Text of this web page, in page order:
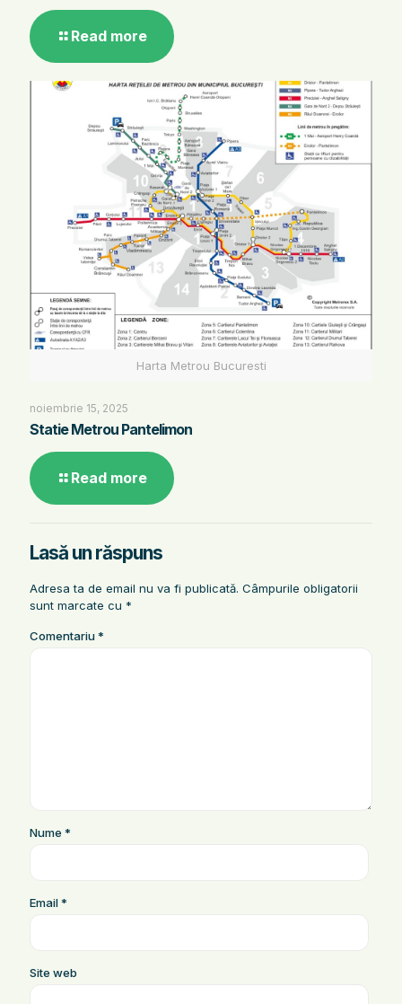
Read more
Harta Metrou Bucuresti
noiembrie 15, 2025
Statie Metrou Pantelimon
Read more
Lasă un răspuns
Adresa ta de email nu va fi publicată. Câmpurile obligatorii
sunt marcate cu *
Comentariu*
Nume *
Email*
Site web